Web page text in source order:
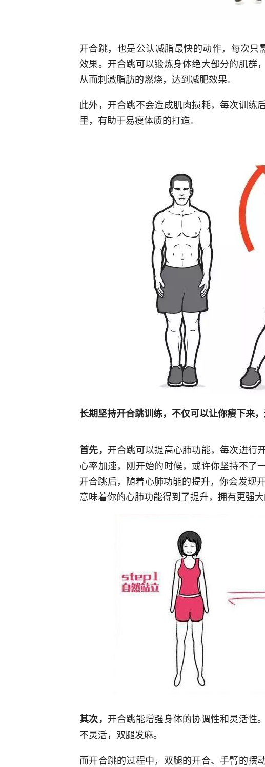
开合跳，也是公认减脂最快的动作，每次
效果。开合跳可以锻炼身体绝大部分的肌群
从而刺激脂肪的燃烧，达到减肥效果。
此外，开合跳不会造成肌肉损耗，每次训练
里，有助于易瘦体质的打造。
长期坚持开合跳训练，不仅可以让你瘦下来，
首先， 开合跳可以提高心肺功能，每次进行
心率加速，刚开始的时候，或许你坚持不了
开合跳后，随着心肺功能的提升，你会发现
意味着你的心肺功能得到了提升，拥有更强大
其次， 开合跳能增强身体的协调性和灵活性
不灵活，双腿发麻。
而开合跳的过程中，双腿的开合、手臂的摆